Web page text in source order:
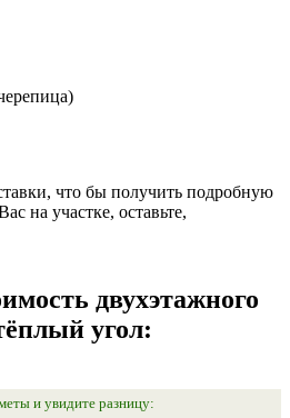
что бы получить подробную
на участке, оставьте,
двухэтажного
угол:
и увидите разницу: